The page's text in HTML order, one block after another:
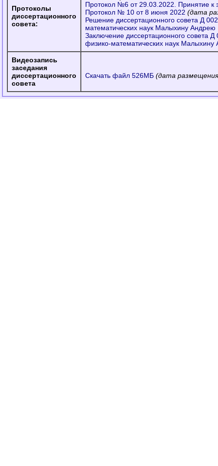
Протоколы
диссертационного
совета:
Протокол №6 от 29.03.2022. Принятие к
Протокол № 10 от 8 июня 2022 (дата
Решение диссертационного совета Д
математических наук Малыхину
Заключение диссертационного совета
физико-математических наук
Видеозапись
заседания
диссертационного
совета
Скачать файл 526МБ (дата